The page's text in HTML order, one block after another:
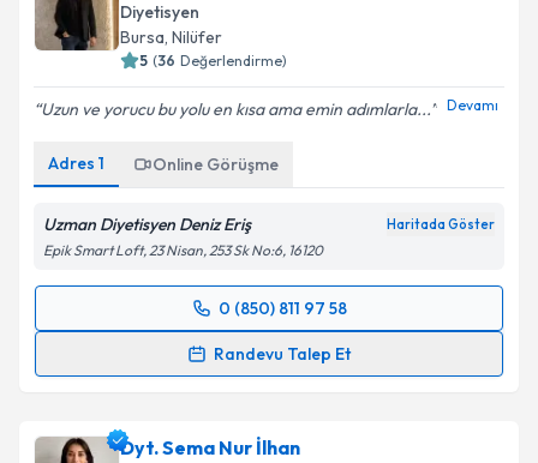
Diyetisyen
Bursa, Nilüfer
5 (36 Değerlendirme)
Uzun ve yorucu bu yolu en kısa ama emin adımlarla... Devamı
Adres 1 Online Görüşme
Uzman Diyetisyen Deniz Eriş Haritada Göster
Epik Smart Loft, 23 Nisan, 253 Sk No:6, 16120
0 (850) 811 97 58
Randevu Talep Et
Randevu Takvimi Talebi
takvim hazırlandığında e-posta ile bilgilendireceğiz.
Dyt. Sema Nur İlhan